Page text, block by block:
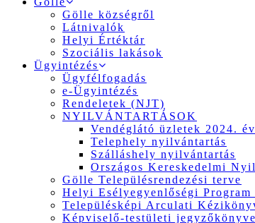
Gölle községről
Látnivalók
Helyi Értéktár
Szociális lakások
Ügyintézés
Ügyfélfogadás
e-Ügyintézés
Rendeletek (NJT)
NYILVÁNTARTÁSOK
Vendéglátó üzletek 2024.
Telephely nyilvántartás
Szálláshely nyilvántartás
Országos Kereskedelmi
Gölle Településrendezési terve
Helyi Esélyegyenlőségi Program
Településképi Arculati
Képviselő-testületi